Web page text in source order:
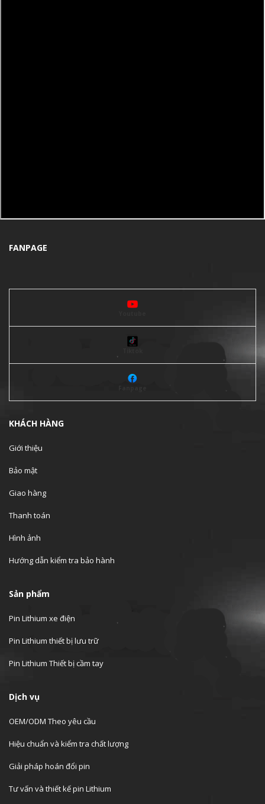
FANPAGE
KHÁCH HÀNG
Giới thiệu
Bảo mật
Giao hàng
Thanh toán
Hình ảnh
Hướng dẫn kiểm tra bảo hành
Sản phẩm
Pin Lithium xe điện
Pin Lithium thiết bị lưu trữ
Pin Lithium Thiết bị cầm tay
Dịch vụ
OEM/ODM Theo yêu cầu
Hiệu chuẩn và kiểm tra chất lượng
Giải pháp hoán đổi pin
Tư vấn và thiết kế pin Lithium